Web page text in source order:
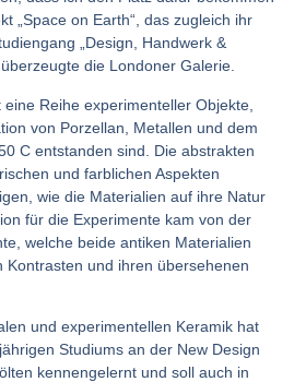
„Space on Earth“, das zugleich ihr
„Design, Handwerk &
die Londoner Galerie.
eine Reihe experimenteller Objekte,
von Porzellan, Metallen und dem
C entstanden sind. Die abstrakten
und farblichen Aspekten
wie die Materialien auf ihre Natur
für die Experimente kam von der
welche beide antiken Materialien
Kontrasten und ihren übersehenen
und experimentellen Keramik hat
Studiums an der New Design
kennengelernt und soll auch in